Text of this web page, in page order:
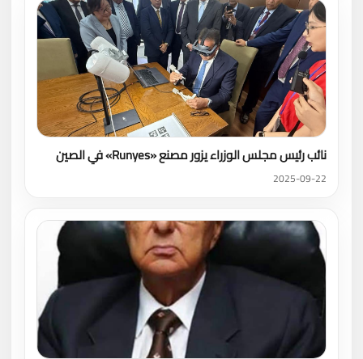
نائب رئيس مجلس الوزراء يزور مصنع «Runyes» في الصين
2025-09-22